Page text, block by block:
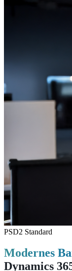
PSD2 Standard
Modernes
Dynamics